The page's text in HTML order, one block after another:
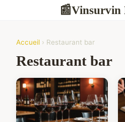
📰Vinsurvin
Accueil › Restaurant bar
Restaurant bar